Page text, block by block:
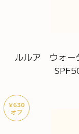
ルルア ウォー
¥630
オフ